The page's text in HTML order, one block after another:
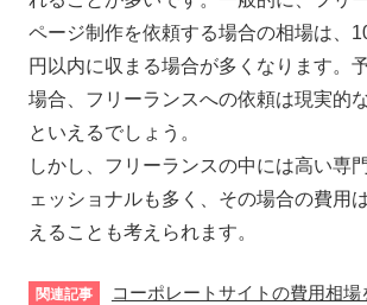
ページ制作を依頼する場合の相場は、
円以内に収まる場合が多くなります。
場合、フリーランスへの依頼は現実的
といえるでしょう。
しかし、フリーランスの中には高い専
ェッショナルも多く、その場合の費用
えることも考えられます。
コーポレートサイトの費用相